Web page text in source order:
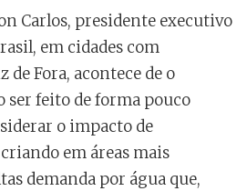
Carlos, presidente executivo
em cidades com
de Fora, acontece de o
ser feito de forma pouco
o impacto de
em áreas mais
demanda por água que,